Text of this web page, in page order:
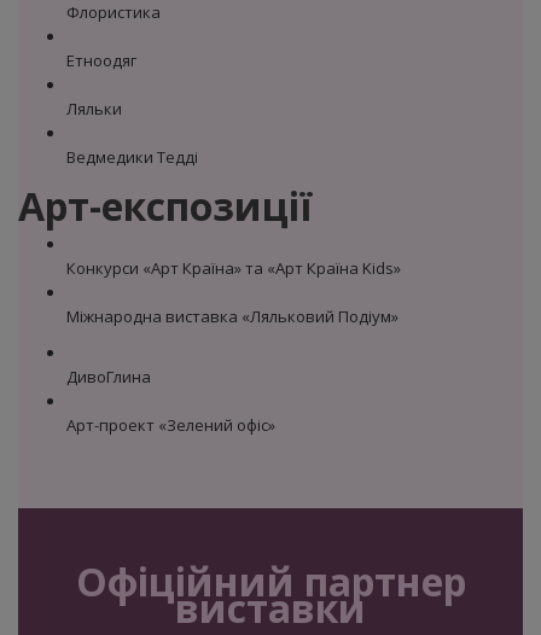
Флористика
Етноодяг
Ляльки
Ведмедики Тедді
Арт-експозиції
Конкурси «Арт Країна» та «Арт Країна Kids»
Міжнародна виставка «Ляльковий Подіум»
ДивоГлина
Арт-проект «Зелений офіс»
Офіційний партнер
виставки